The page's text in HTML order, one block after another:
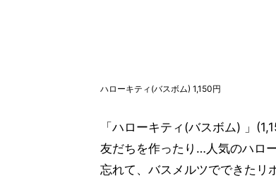
ハローキティ(バスボム) 1,150円
「ハローキティ(バスボム) 」
友だちを作ったり…人気のハロ
忘れて、バスメルツでできたリ